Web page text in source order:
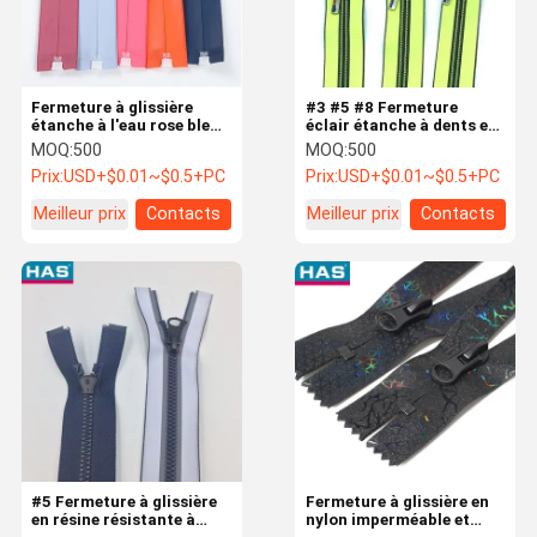
Aperçu Produits
A Propos De
#3 #5 #8 Fermeture
éclair étanche à dents en
nylon, extrémité ouverte,
pour vêtements ou sacs
MOQ:500
Prix:USD+$0.01~$0.5+PC
Meilleur prix
Contacts
Fermeture à glissière
étanche à l'eau rose bleu
Fermeture à glissière
étanche
MOQ:500
Prix:USD+$0.01~$0.5+PC
Meilleur prix
Contacts
Fermeture à glissière en
nylon imperméable et
#5 Fermeture à glissière
en résine résistante à